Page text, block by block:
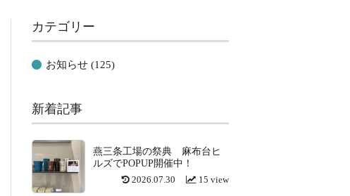
カテゴリー
お知らせ (125)
新着記事
燕三条工場の祭典 麻布台ヒ
ルズでPOPUP開催中！
15 view
2026.07.30